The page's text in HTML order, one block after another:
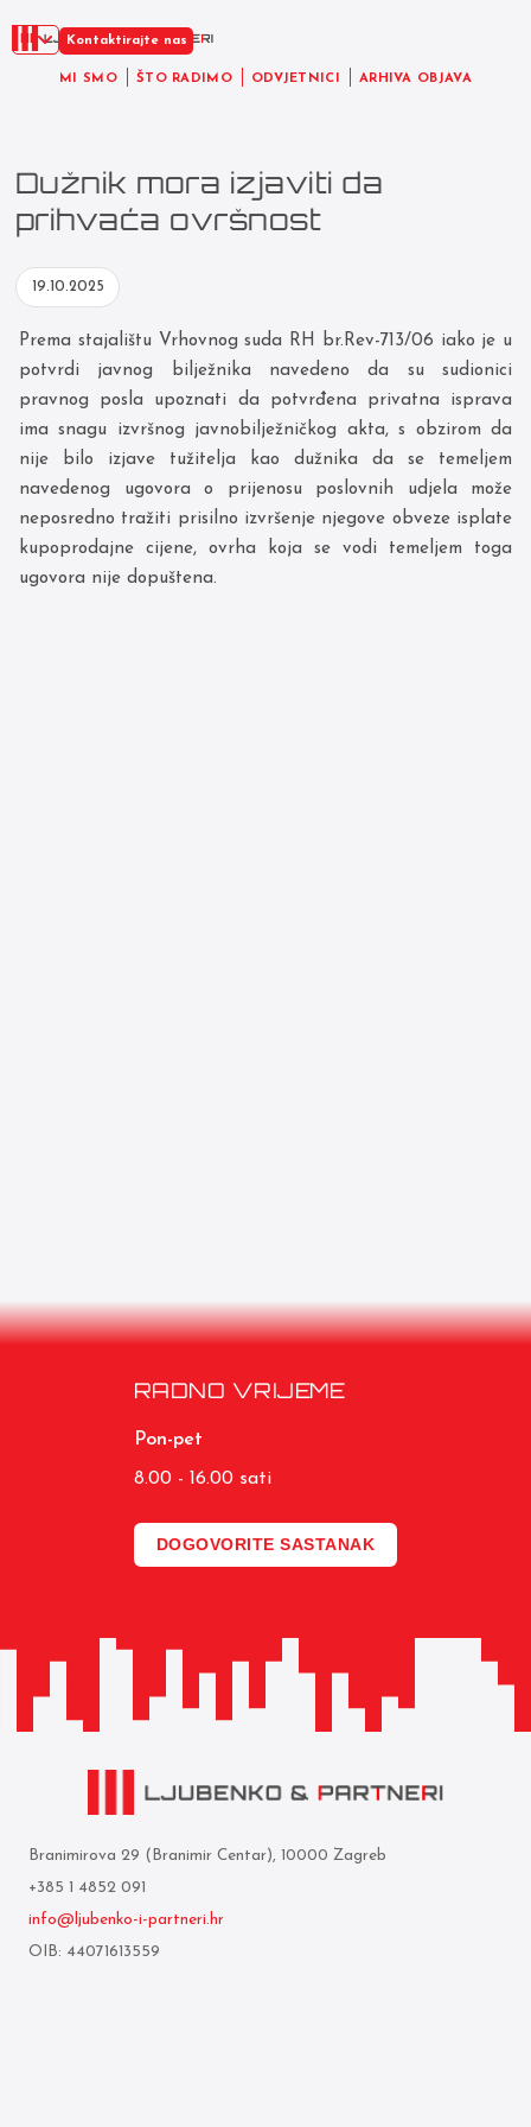
MI SMO ŠTO RADIMO ODVJETNICI ARHIVA OBJAVA
Kontaktirajte nas
Dužnik mora izjaviti da
prihvaća ovršnost
19.10.2025
Prema stajalištu Vrhovnog suda RH br.Rev-713/06 iako je u
potvrdi javnog bilježnika navedeno da su sudionici
pravnog posla upoznati da potvrđena privatna isprava
ima snagu izvršnog javnobilježničkog akta, s obzirom da
nije bilo izjave tužitelja kao dužnika da se temeljem
navedenog ugovora o prijenosu poslovnih udjela može
neposredno tražiti prisilno izvršenje njegove obveze isplate
kupoprodajne cijene, ovrha koja se vodi temeljem toga
ugovora nije dopuštena.
RADNO VRIJEME
Pon-pet
8.00 - 16.00 sati
DOGOVORITE SASTANAK
Branimirova 29 (Branimir Centar), 10000 Zagreb
+385 1 4852 091
info@ljubenko-i-partneri.hr
OIB: 44071613559